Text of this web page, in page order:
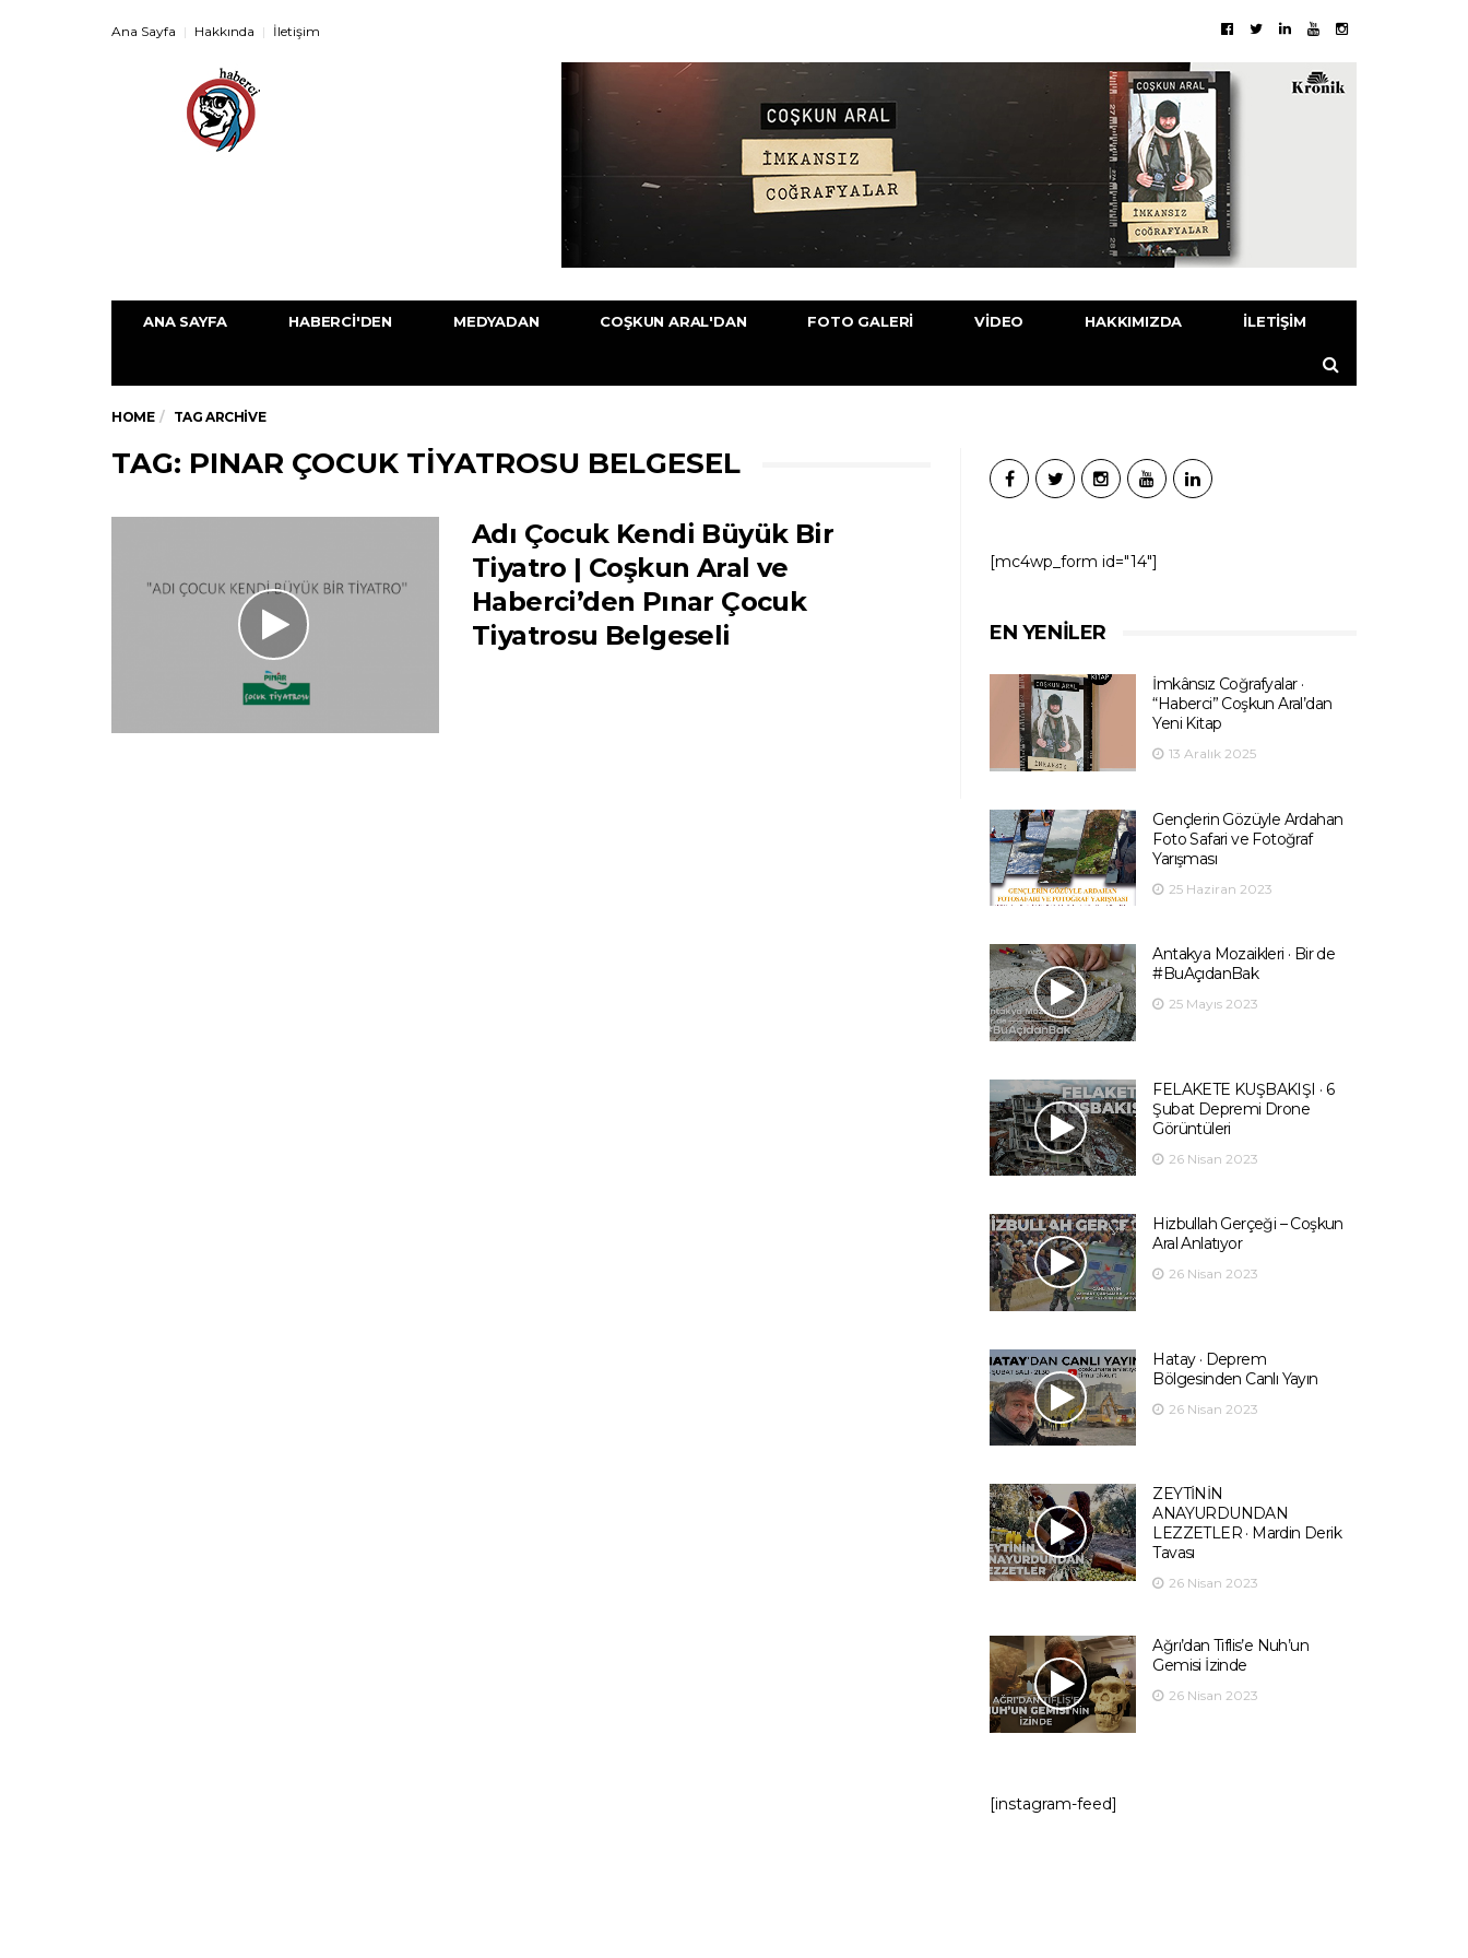
Ana Sayfa Hakkında İletişim
ANA SAYFA HABERCI'DEN MEDYADAN COŞKUN ARAL'DAN FOTO GALERI VIDEO HAKKIMIZDA İLETIŞIM
HOME TAG ARCHIVE
TAG: PINAR ÇOCUK TIYATROSU BELGESEL
Adı Çocuk Kendi Büyük Bir
Tiyatro | Coşkun Aral ve
Haberci’den Pınar Çocuk
Tiyatrosu Belgeseli
[mc4wp_form id="14"]
EN YENILER
İmkânsız Coğrafyalar ·
“Haberci” Coşkun Aral’dan
Yeni Kitap
13 Aralık 2025
Gençlerin Gözüyle Ardahan
Foto Safari ve Fotoğraf
Yarışması
25 Haziran 2023
Antakya Mozaikleri · Bir de
#BuAçıdanBak
25 Mayıs 2023
FELAKETE KUŞBAKIŞI · 6
Şubat Depremi Drone
Görüntüleri
26 Nisan 2023
Hizbullah Gerçeği – Coşkun
Aral Anlatıyor
26 Nisan 2023
Hatay · Deprem
Bölgesinden Canlı Yayın
26 Nisan 2023
ZEYTİNİN
ANAYURDUNDAN
LEZZETLER · Mardin Derik
Tavası
26 Nisan 2023
Ağrı’dan Tiflis’e Nuh’un
Gemisi İzinde
26 Nisan 2023
[instagram-feed]